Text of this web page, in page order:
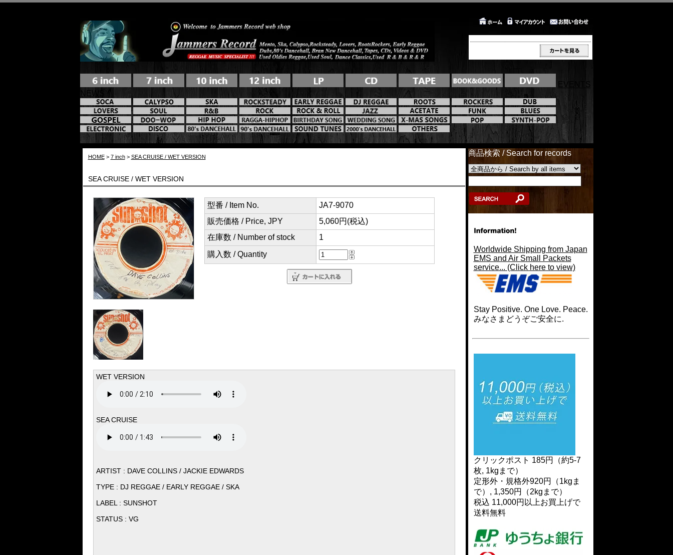
EVENTS
NEWS
HOME> 7 inch> SEA CRUISE / WET VERSION
SEA CRUISE / WET VERSION
型番 / Item No.
JA7-9070
販売価格 / Price, JPY
5,060円(税込)
在庫数 / Number of stock
1
購入数 / Quantity
WET VERSION
SEA CRUISE
ARTIST : DAVE COLLINS / JACKIE EDWARDS
TYPE : DJ REGGAE / EARLY REGGAE / SKA
LABEL : SUNSHOT
STATUS : VG
商品検索 / Search for records
Worldwide Shipping from Japan
EMS and Air Small Packets
service... (Click here to view)
Stay Positive. One Love. Peace.
みなさまどうぞご安全に.
クリックポスト 185円（約5-7
枚, 1kgまで）
定形外・規格外920円（1kgま
で）, 1,350円（2kgまで）
税込 11,000円以上お買上げで
送料無料